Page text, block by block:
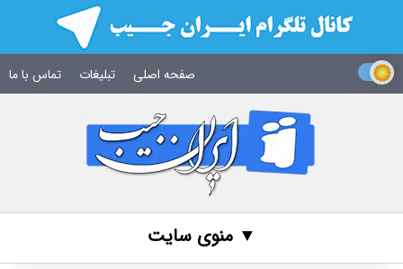
صفحه اصلی تبلیغات تماس با ما
▼ منوی سایت